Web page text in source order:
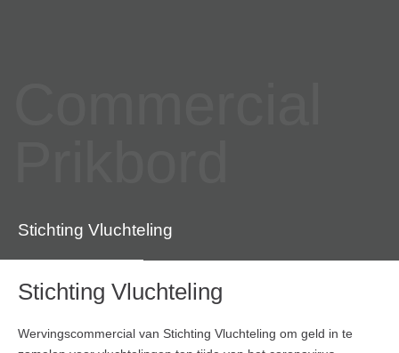
Stichting Vluchteling
Stichting Vluchteling
Wervingscommercial van Stichting Vluchteling om geld in te